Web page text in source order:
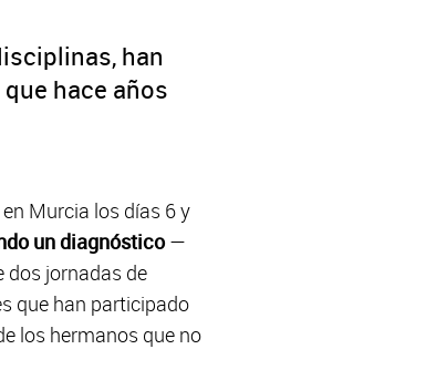
han
hace años
Murcia los días 6 y
un diagnóstico—
dos jornadas de
que han participado
los hermanos que no